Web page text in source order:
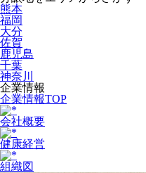
熊本
福岡
大分
佐賀
鹿児島
千葉
神奈川
企業情報
企業情報TOP
会社概要
健康経営
組織図